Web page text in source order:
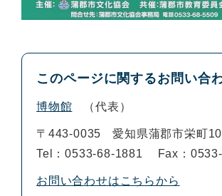
このページに関するお問い合
博物館 代表
〒443-0035
愛知県蒲郡市栄町
Tel：0533-68-1881
Fax：
お問い合わせはこちらから